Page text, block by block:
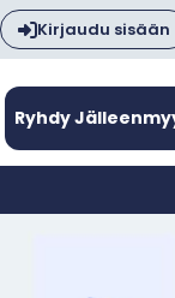
Kirjaudu sisään
Ryhdy